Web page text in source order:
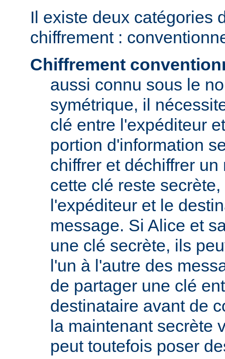
Il existe deux catégories
chiffrement :
Chiffrement
aussi connu sous le
symétrique, il
clé entre l'expéditeur
portion d'information
chiffrer et déchiffrer
cette clé reste
l'expéditeur et le
message. Si Alice et
une clé secrète, ils
l'un à l'autre des
de partager une clé
destinataire avant de
la maintenant secrète
peut toutefois poser